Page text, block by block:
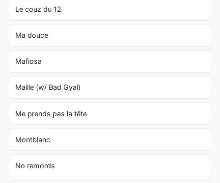
Le couz du 12
Ma douce
Mafiosa
Maille (w/ Bad Gyal)
Me prends pas la tête
Montblanc
No remords